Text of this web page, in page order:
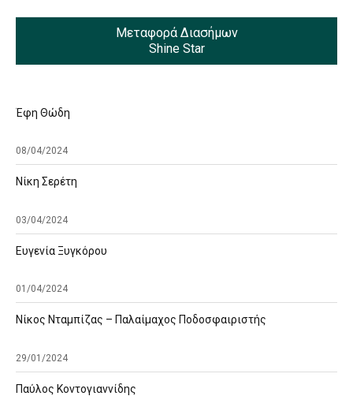
Μεταφορά Διασήμων
Shine Star
Έφη Θώδη
08/04/2024
Νίκη Σερέτη
03/04/2024
Ευγενία Ξυγκόρου
01/04/2024
Νίκος Νταμπίζας – Παλαίμαχος Ποδοσφαιριστής
29/01/2024
Παύλος Κοντογιαννίδης